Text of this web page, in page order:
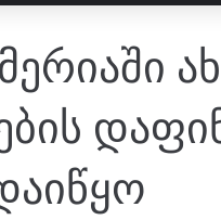
მერიაში